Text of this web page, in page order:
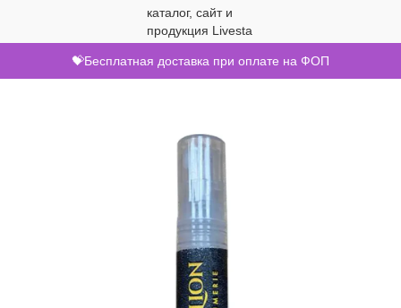
💝Бесплатная доставка при оплате на ФОП